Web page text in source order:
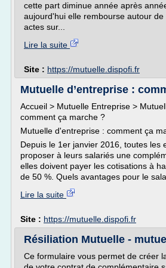
cette part diminue année après
aujourd'hui elle rembourse autour de
actes sur...
Lire la suite
Site : https://mutuelle.dispofi.fr
Mutuelle d’entreprise :
Accueil > Mutuelle Entreprise >
comment ça marche ?
Mutuelle d'entreprise : comment ça
Depuis le 1er janvier 2016, toutes les
proposer à leurs salariés une
elles doivent payer les cotisations à
de 50 %. Quels avantages pour le
Lire la suite
Site : https://mutuelle.dispofi.fr
Résiliation Mutuelle -
Ce formulaire vous permet de créer